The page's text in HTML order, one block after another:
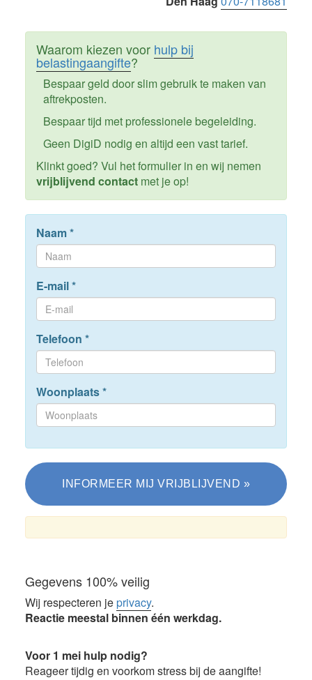
Waarom kiezen voor hulp bij
belastingaangifte?
Bespaar geld door slim gebruik te maken van
aftrekposten.
Bespaar tijd met professionele begeleiding.
Geen DigiD nodig en altijd een vast tarief.
Klinkt goed? Vul het formulier in en wij nemen
vrijblijvend contactmet je op!
Naam*
E-mail*
Telefoon *
Woonplaats*
Gegevens 100% veilig
Wij respecteren jeprivacy.
Reactie meestal binnen één werkdag.
Voor 1 mei hulp nodig?
Reageer tijdig en voorkom stress bij de aangifte!